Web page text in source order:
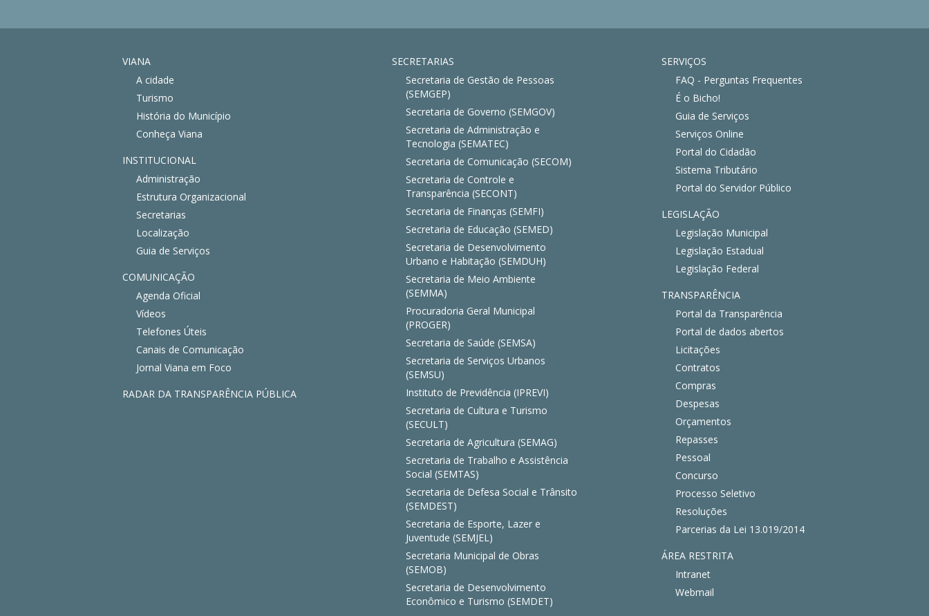
VIANA
A cidade
Turismo
História do Município
Conheça Viana
INSTITUCIONAL
Administração
Estrutura Organizacional
Secretarias
Localização
Guia de Serviços
COMUNICAÇÃO
Agenda Oficial
Vídeos
Telefones Úteis
Canais de Comunicação
Jornal Viana em Foco
RADAR DA TRANSPARÊNCIA PÚBLICA
SECRETARIAS
Secretaria de Gestão de Pessoas
(SEMGEP)
Secretaria de Governo (SEMGOV)
Secretaria de Administração e
Tecnologia (SEMATEC)
Secretaria de Comunicação (SECOM)
Secretaria de Controle e
Transparência (SECONT)
Secretaria de Finanças (SEMFI)
Secretaria de Educação (SEMED)
Secretaria de Desenvolvimento
Urbano e Habitação (SEMDUH)
Secretaria de Meio Ambiente
(SEMMA)
Procuradoria Geral Municipal
(PROGER)
Secretaria de Saúde (SEMSA)
Secretaria de Serviços Urbanos
(SEMSU)
Instituto de Previdência (IPREVI)
Secretaria de Cultura e Turismo
(SECULT)
Secretaria de Agricultura (SEMAG)
Secretaria de Trabalho e Assistência
Social (SEMTAS)
Secretaria de Defesa Social e Trânsito
(SEMDEST)
Secretaria de Esporte, Lazer e
Juventude (SEMJEL)
Secretaria Municipal de Obras
(SEMOB)
Secretaria de Desenvolvimento
Econômico e Turismo (SEMDET)
SERVIÇOS
FAQ - Perguntas Frequentes
É o Bicho!
Guia de Serviços
Serviços Online
Portal do Cidadão
Sistema Tributário
Portal do Servidor Público
LEGISLAÇÃO
Legislação Municipal
Legislação Estadual
Legislação Federal
TRANSPARÊNCIA
Portal da Transparência
Portal de dados abertos
Licitações
Contratos
Compras
Despesas
Orçamentos
Repasses
Pessoal
Concurso
Processo Seletivo
Resoluções
Parcerias da Lei 13.019/2014
ÁREA RESTRITA
Intranet
Webmail